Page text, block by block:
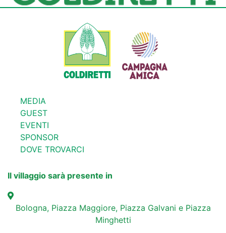
MEDIA
GUEST
EVENTI
SPONSOR
DOVE TROVARCI
Il villaggio sarà presente in
Bologna, Piazza Maggiore, Piazza Galvani e Piazza
Minghetti